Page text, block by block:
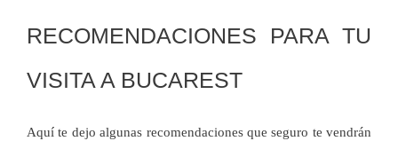
RECOMENDACIONES PARA TU
VISITA A BUCAREST
Aquí te dejo algunas recomendaciones que seguro te vendrán